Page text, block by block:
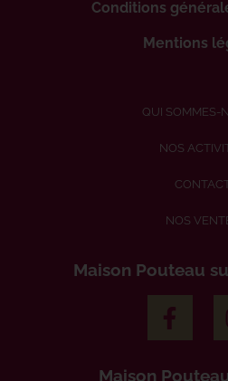
Conditions
Mentions
QUI SOMMES-
NOS
NOS
Maison Pouteau
Maison